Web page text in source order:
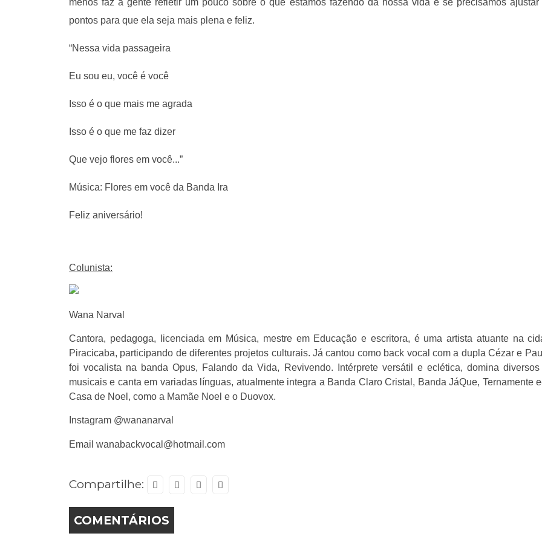
menos faz a gente refletir um pouco sobre o que estamos fazendo da nossa vida e se precisamos ajustar
pontos para que ela seja mais plena e feliz.
“Nessa vida passageira
Eu sou eu, você é você
Isso é o que mais me agrada
Isso é o que me faz dizer
Que vejo flores em você...”
Música: Flores em você da Banda Ira
Feliz aniversário!
Colunista:
Wana Narval
Cantora, pedagoga, licenciada em Música, mestre em Educação e escritora, é uma artista atuante na
Piracicaba, participando de diferentes projetos culturais. Já cantou como back vocal com a dupla Cézar e
foi vocalista na banda Opus, Falando da Vida, Revivendo. Intérprete versátil e eclética, domina
musicais e canta em variadas línguas, atualmente integra a Banda Claro Cristal, Banda JáQue, Ternamente
Casa de Noel, como a Mamãe Noel e o Duovox.
Instagram @wananarval
Email wanabackvocal@hotmail.com
Compartilhe:
COMENTÁRIOS